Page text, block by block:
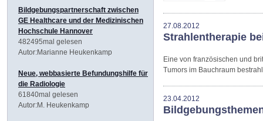
27.08.2012
Strahlentherapie
Eine von französischen und
Tumors im Bauchraum
23.04.2012
Bildgebungspartnerschaft zwischen
GE Healthcare und der Medizinischen
Hochschule Hannover
482495mal gelesen
Autor:Marianne Heukenkamp
Neue, webbasierte Befundungshilfe für
die Radiologie
61840mal gelesen
Autor:M. Heukenkamp